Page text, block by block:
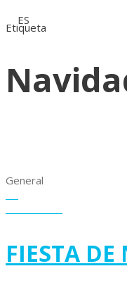
ES
Etiqueta
General
FIESTA